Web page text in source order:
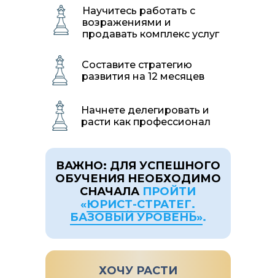
Начнете делегировать и
расти как профессионал
Составите стратегию
развития на 12 месяцев
Научитесь работать с
возражениями и
продавать комплекс услуг
ВАЖНО: ДЛЯ УСПЕШНОГО
ОБУЧЕНИЯ НЕОБХОДИМО
СНАЧАЛА ПРОЙТИ
«ЮРИСТ-СТРАТЕГ.
БАЗОВЫЙ УРОВЕНЬ».
ХОЧУ РАСТИ